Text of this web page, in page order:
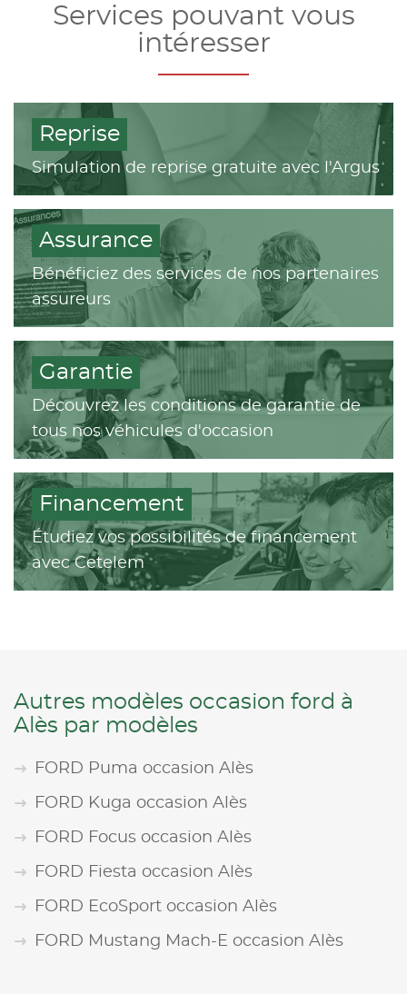
Services pouvant vous
intéresser
Reprise
Simulation de reprise gratuite avec l'Argus
Assurance
Bénéficiez des services de nos partenaires
assureurs
Garantie
Découvrez les conditions de garantie de
tous nos véhicules d'occasion
Financement
Étudiez vos possibilités de financement
avec Cetelem
Autres modèles occasion ford à
Alès par modèles
FORD Puma occasion Alès
FORD Kuga occasion Alès
FORD Focus occasion Alès
FORD Fiesta occasion Alès
FORD EcoSport occasion Alès
FORD Mustang Mach-E occasion Alès